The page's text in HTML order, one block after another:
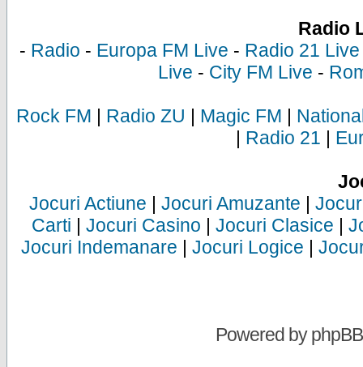
Radio
- Radio - Europa FM Live - Radio 21 Live
Live - City FM Live -
Rock FM | Radio ZU | Magic FM |
| Radio 21 |
Jocuri Actiune | Jocuri Amuzante |
Carti | Jocuri Casino | Jocuri Clasice |
Jocuri Indemanare | Jocuri Logice |
Powered byphpBB